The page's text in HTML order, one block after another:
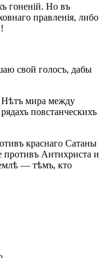
гоненій. Но въ
правленія, либо
свой голосъ, дабы
Нѣтъ мира между
повстанческихъ
краснаго Сатаны
противъ Антихриста и
— тѣмъ, кто